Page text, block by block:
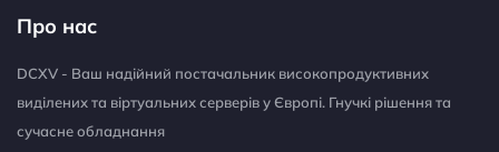
Про нас
DCXV - Ваш надійний постачальник високопродуктивних
виділених та віртуальних серверів у Європі. Гнучкі рішення та
сучасне обладнання